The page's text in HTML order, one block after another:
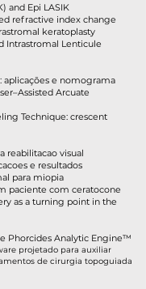
and Epi LASIK
refractive index change
keratoplasty
Intrastromal Lenticule
aplicações e nomograma
Arcuate
Technique: crescent
reabilitacao visual
e resultados
para miopia
paciente com ceratocone
as a turning point in the
Phorcides Analytic Engine™️
projetado para auxiliar
de cirurgia topoguiada